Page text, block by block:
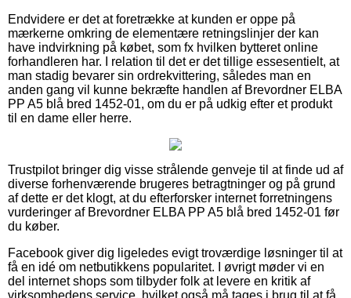
Endvidere er det at foretrække at kunden er oppe på
mærkerne omkring de elementære retningslinjer der kan
have indvirkning på købet, som fx hvilken bytteret online
forhandleren har. I relation til det er det tillige essesentielt, at
man stadig bevarer sin ordrekvittering, således man en
anden gang vil kunne bekræfte handlen af Brevordner ELBA
PP A5 blå bred 1452-01, om du er på udkig efter et produkt
til en dame eller herre.
Trustpilot bringer dig visse strålende genveje til at finde ud af
diverse forhenværende brugeres betragtninger og på grund
af dette er det klogt, at du efterforsker internet forretningens
vurderinger af Brevordner ELBA PP A5 blå bred 1452-01 før
du køber.
Facebook giver dig ligeledes evigt troværdige løsninger til at
få en idé om netbutikkens popularitet. I øvrigt møder vi en
del internet shops som tilbyder folk at levere en kritik af
virksomhedens service, hvilket også må tages i brug til at få